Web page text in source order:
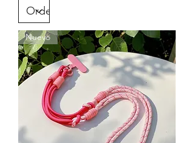
Nuevo